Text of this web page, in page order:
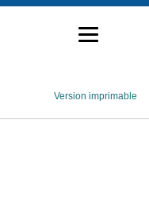
Version imprimable